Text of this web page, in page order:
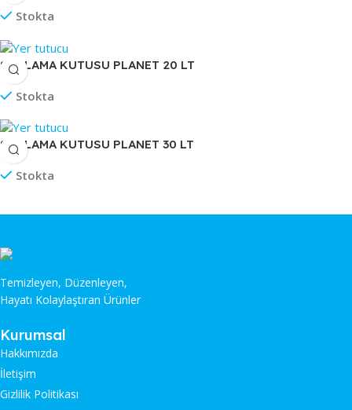
Stokta
SAKLAMA KUTUSU PLANET 20 LT
Stokta
SAKLAMA KUTUSU PLANET 30 LT
Stokta
Temizleyen, Düzenleyen,
Hayatı Kolaylaştıran Ürünler
Kurumsal
Hakkımızda
İletişim
Gizlilik Politikası